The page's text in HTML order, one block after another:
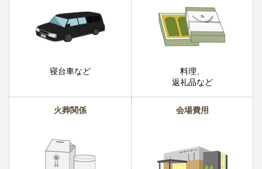
寝台車など
料理、
返礼品など
火葬関係 会場費用